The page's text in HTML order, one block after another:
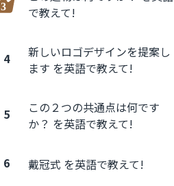
で教えて!
4
新しいロゴデザインを提案し
ます を英語で教えて!
5
この２つの共通点は何です
か？ を英語で教えて!
6 戴冠式 を英語で教えて!